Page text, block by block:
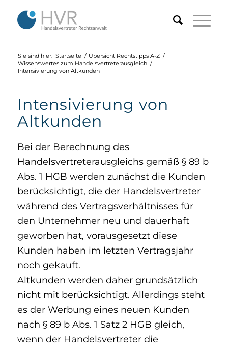
Sie sind hier: Startseite / Übersicht Rechtstipps A-Z /
Wissenswertes zum Handelsvertreterausgleich /
Intensivierung von Altkunden
Intensivierung von
Altkunden
Bei der Berechnung des
Handelsvertreterausgleichs gemäß § 89 b
Abs. 1 HGB werden zunächst die Kunden
berücksichtigt, die der Handelsvertreter
während des Vertragsverhältnisses für
den Unternehmer neu und dauerhaft
geworben hat, vorausgesetzt diese
Kunden haben im letzten Vertragsjahr
noch gekauft.
Altkunden werden daher grundsätzlich
nicht mit berücksichtigt. Allerdings steht
es der Werbung eines neuen Kunden
nach § 89 b Abs. 1 Satz 2 HGB gleich,
wenn der Handelsvertreter die